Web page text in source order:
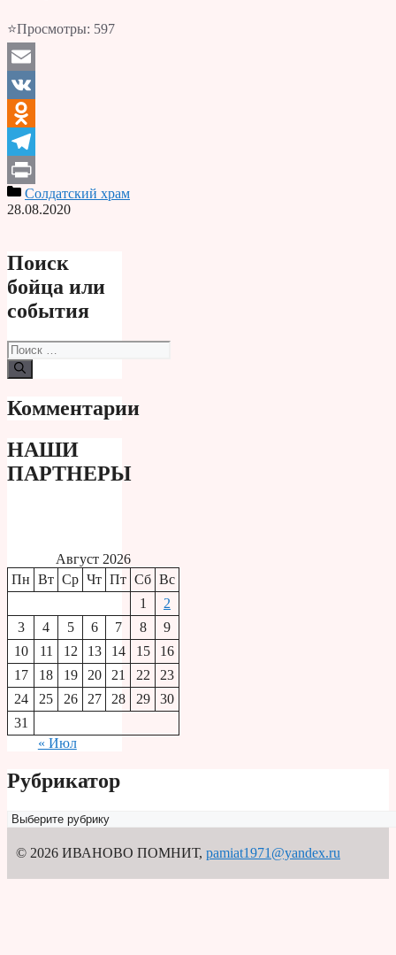
⭐Просмотры: 597
Email
VK
Odnoklassniki
Telegram
PrintСолдатский храм
28.08.2020
Поиск
бойца или
события
Поиск:
Комментарии
НАШИ
ПАРТНЕРЫ
Август 2026
Пн Вт Ср Чт Пт Сб Вс
1
2
3
4 5 6 7 8
9
10
11 12 13 14 15
16
17
18 19 20 21 22
23
24
25 26 27 28 29
30
31
« Июл
Рубрикатор
Рубрикатор
© 2026 ИВАНОВО ПОМНИТ, pamiat1971@yandex.ru